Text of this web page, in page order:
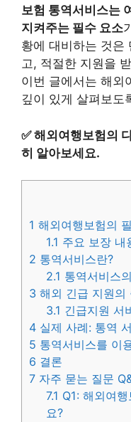
보험 통역서비스는
지켜주는 필수 요소
황에 대비하는 것은
고, 적절한 지원을
이번 글에서는 해외
깊이 있게 살펴보도
✅해외여행보험의
히 알아보세요.
1 해외여행보험의
1.1 주요 보장 내
2 통역서비스란?
2.1 통역서비스
3 해외 긴급 지원의
3.1 긴급지원 서
4 실제 사례: 통역
5 통역서비스를 이
6 결론
7 자주 묻는 질문
7.1 Q1: 해외여
요?